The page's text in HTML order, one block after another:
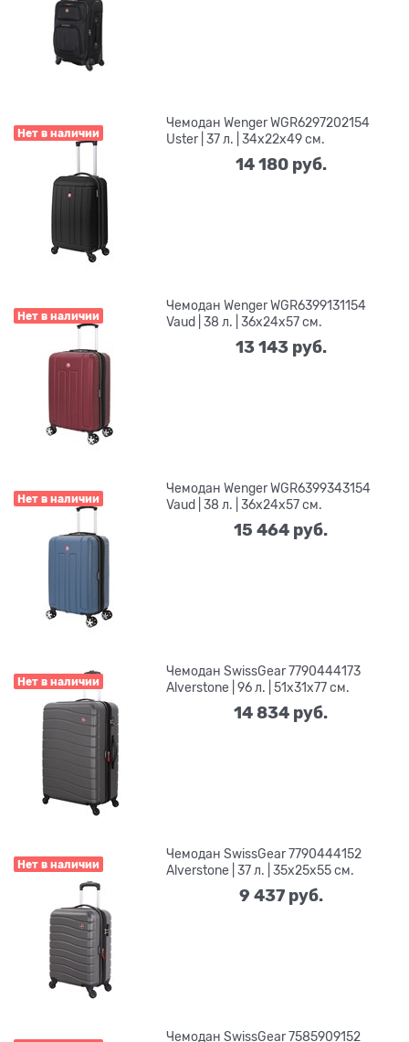
Нет в наличии
Чемодан Wenger WGR6297202154
Uster | 37 л. | 34x22x49 см.
14 180 руб.
Нет в наличии
Чемодан Wenger WGR6399131154
Vaud | 38 л. | 36x24x57 см.
13 143 руб.
Нет в наличии
Чемодан Wenger WGR6399343154
Vaud | 38 л. | 36x24x57 см.
15 464 руб.
Нет в наличии
Чемодан SwissGear 7790444173
Alverstone | 96 л. | 51x31x77 см.
14 834 руб.
Нет в наличии
Чемодан SwissGear 7790444152
Alverstone | 37 л. | 35x25x55 см.
9 437 руб.
Чемодан SwissGear 7585909152